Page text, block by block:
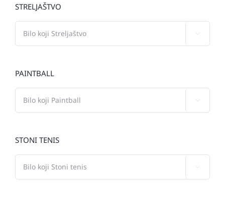
STRELJAŠTVO
PAINTBALL
STONI TENIS